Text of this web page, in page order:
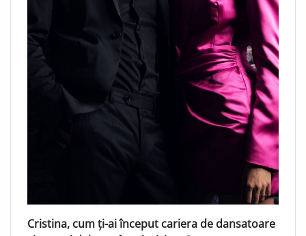
Cristina, cum ți-ai început cariera de dansatoare